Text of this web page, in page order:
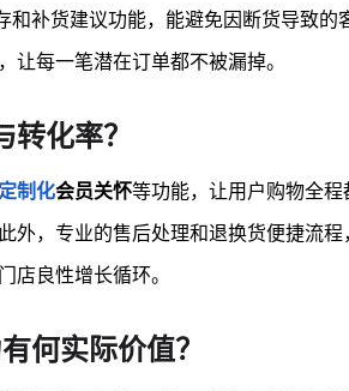
和补货建议功能，能避免因断货导致的
每一笔潜在订单都不被漏掉。
化率？
定制化会员关怀等功能，让用户购物全程
外，专业的售后处理和退换货便捷流
店良性增长循环。
何实际价值？